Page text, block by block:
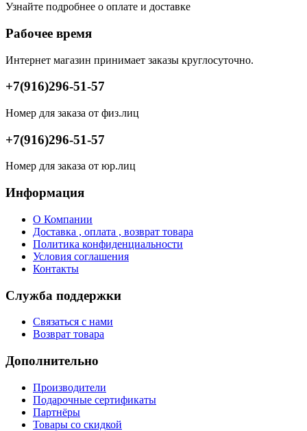
Узнайте подробнее о оплате и доставке
Рабочее время
Интернет магазин принимает заказы круглосуточно.
+7(916)296-51-57
Номер для заказа от физ.лиц
+7(916)296-51-57
Номер для заказа от юр.лиц
Информация
О Компании
Доставка , оплата , возврат товара
Политика конфиденциальности
Условия соглашения
Контакты
Служба поддержки
Связаться с нами
Возврат товара
Дополнительно
Производители
Подарочные сертификаты
Партнёры
Товары со скидкой